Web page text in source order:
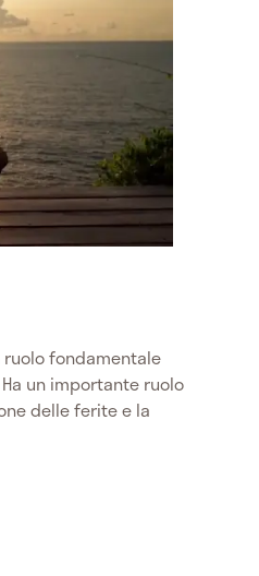
fondamentale
un importante ruolo
delle ferite e la